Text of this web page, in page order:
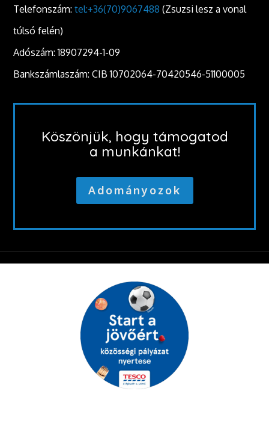
Telefonszám:tel:+36(70)9067488 (Zsuzsi lesz a vonal
túlsó felén)
Adószám: 18907294-1-09
Bankszámlaszám: CIB 10702064-70420546-51100005
Köszönjük, hogy támogatod
a munkánkat!
Adományozok